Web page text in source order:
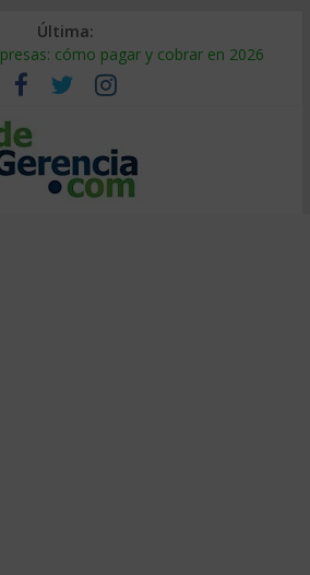
Última:
cómo pagar y cobrar en 2026
es y por qué sale tan caro
cómo auditarla a tiempo
cadena de suministro: qué hacer
UU.: cómo segmentarlo y venderle